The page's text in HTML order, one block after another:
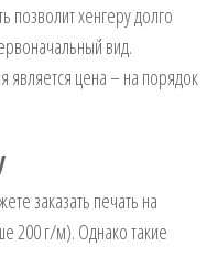
позволит хенгеру долго
вид.
цена – на порядок
заказать печать на
200 г/м). Однако такие